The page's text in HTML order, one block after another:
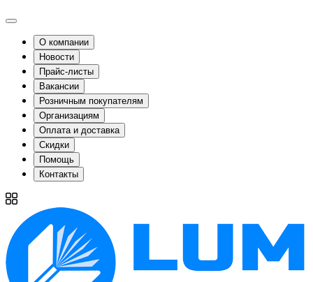
О компании
Новости
Прайс-листы
Вакансии
Розничным покупателям
Организациям
Оплата и доставка
Скидки
Помощь
Контакты